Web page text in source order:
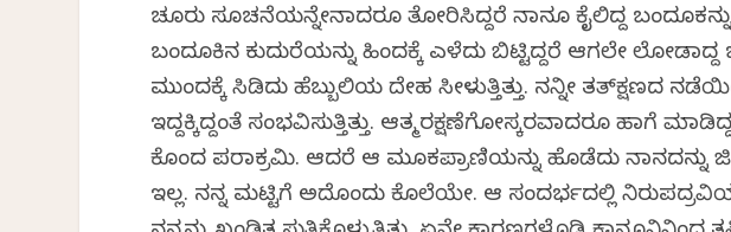
ಚೂರು ಸೂಚನೆಯನ್ನೇನಾದರೂ ತೋರಿಸಿದ್ದರೆ ನಾನೂ ಕೈಲಿದ್ದ
ಬಂದೂಕಿನ ಕುದುರೆಯನ್ನು ಹಿಂದಕ್ಕೆ ಎಳೆದು ಬಿಟ್ಟಿದ್ದರೆ ಆಗಲೇ
ಮುಂದಕ್ಕೆ ಸಿಡಿದು ಹೆಬ್ಬುಲಿಯ ದೇಹ ಸೀಳುತ್ತಿತ್ತು. ನನ್ನೀ ತತ್‌ಕ್ಷಣದ
ಇದ್ದಕ್ಕಿದ್ದಂತೆ ಸಂಭವಿಸುತ್ತಿತ್ತು. ಆತ್ಮರಕ್ಷಣೆಗೋಸ್ಕರವಾದರೂ ಹಾಗೆ
ಕೊಂದ ಪರಾಕ್ರಮಿ. ಆದರೆ ಆ ಮೂಕಪ್ರಾಣಿಯನ್ನು ಹೊಡೆದು ನಾನದನ್ನು
ಇಲ್ಲ. ನನ್ನ ಮಟ್ಟಿಗೆ ಅದೊಂದು ಕೊಲೆಯೇ. ಆ ಸಂದರ್ಭದಲ್ಲಿ